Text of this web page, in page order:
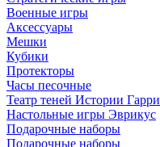
Военные игры
Аксессуары
Мешки
Кубики
Протекторы
Часы песочные
Театр теней Истории Гарри
Настольные игры Эврикус
Подарочные наборы
Подарочные наборы